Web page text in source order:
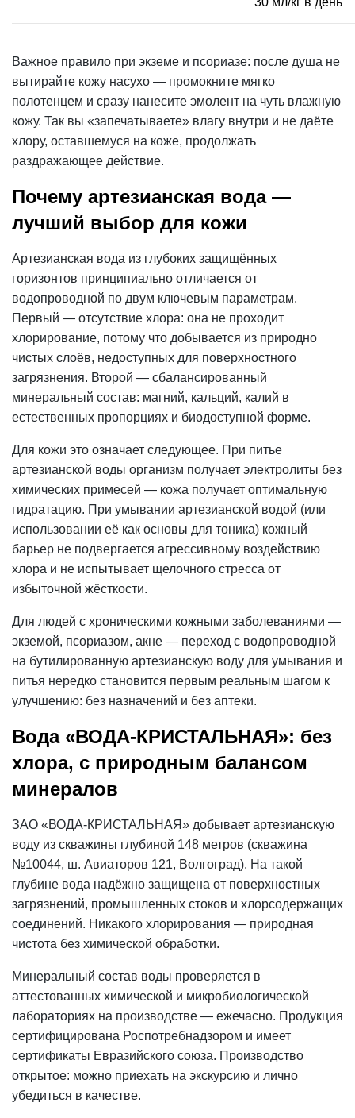
Важное правило при экземе и псориазе: после душа не
вытирайте кожу насухо — промокните мягко
полотенцем и сразу нанесите эмолент на чуть влажную
кожу. Так вы «запечатываете» влагу внутри и не даёте
хлору, оставшемуся на коже, продолжать
раздражающее действие.
Почему артезианская вода —
лучший выбор для кожи
Артезианская вода из глубоких защищённых
горизонтов принципиально отличается от
водопроводной по двум ключевым параметрам.
Первый — отсутствие хлора: она не проходит
хлорирование, потому что добывается из природно
чистых слоёв, недоступных для поверхностного
загрязнения. Второй — сбалансированный
минеральный состав: магний, кальций, калий в
естественных пропорциях и биодоступной форме.
Для кожи это означает следующее. При питье
артезианской воды организм получает электролиты без
химических примесей — кожа получает оптимальную
гидратацию. При умывании артезианской водой (или
использовании её как основы для тоника) кожный
барьер не подвергается агрессивному воздействию
хлора и не испытывает щелочного стресса от
избыточной жёсткости.
Для людей с хроническими кожными заболеваниями —
экземой, псориазом, акне — переход с водопроводной
на бутилированную артезианскую воду для умывания и
питья нередко становится первым реальным шагом к
улучшению: без назначений и без аптеки.
Вода «ВОДА-КРИСТАЛЬНАЯ»: без
хлора, с природным балансом
минералов
ЗАО «ВОДА-КРИСТАЛЬНАЯ» добывает артезианскую
воду из скважины глубиной 148 метров (скважина
№10044, ш. Авиаторов 121, Волгоград). На такой
глубине вода надёжно защищена от поверхностных
загрязнений, промышленных стоков и хлорсодержащих
соединений. Никакого хлорирования — природная
чистота без химической обработки.
Минеральный состав воды проверяется в
аттестованных химической и микробиологической
лабораториях на производстве — ежечасно. Продукция
сертифицирована Роспотребнадзором и имеет
сертификаты Евразийского союза. Производство
открытое: можно приехать на экскурсию и лично
убедиться в качестве.